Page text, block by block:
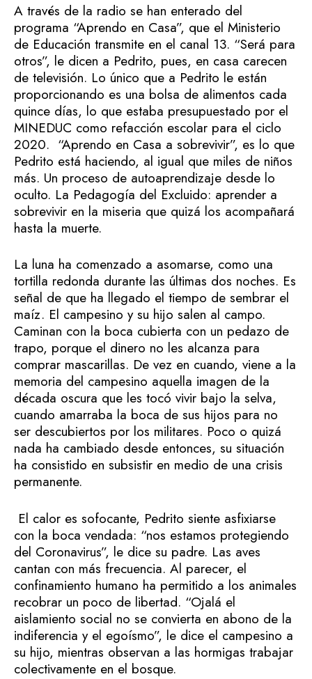
A través de la radio se han enterado del
programa “Aprendo en Casa”, que el Ministerio
de Educación transmite en el canal 13. “Será para
otros”, le dicen a Pedrito, pues, en casa carecen
de televisión. Lo único que a Pedrito le están
proporcionando es una bolsa de alimentos cada
quince días, lo que estaba presupuestado por el
MINEDUC como refacción escolar para el ciclo
2020. “Aprendo en Casa a sobrevivir”, es lo que
Pedrito está haciendo, al igual que miles de niños
más. Un proceso de autoaprendizaje desde lo
oculto. La Pedagogía del Excluido: aprender a
sobrevivir en la miseria que quizá los acompañará
hasta la muerte.
La luna ha comenzado a asomarse, como una
tortilla redonda durante las últimas dos noches. Es
señal de que ha llegado el tiempo de sembrar el
maíz. El campesino y su hijo salen al campo.
Caminan con la boca cubierta con un pedazo de
trapo, porque el dinero no les alcanza para
comprar mascarillas. De vez en cuando, viene a la
memoria del campesino aquella imagen de la
década oscura que les tocó vivir bajo la selva,
cuando amarraba la boca de sus hijos para no
ser descubiertos por los militares. Poco o quizá
nada ha cambiado desde entonces, su situación
ha consistido en subsistir en medio de una crisis
permanente.
El calor es sofocante, Pedrito siente asfixiarse
con la boca vendada: “nos estamos protegiendo
del Coronavirus”, le dice su padre. Las aves
cantan con más frecuencia. Al parecer, el
confinamiento humano ha permitido a los animales
recobrar un poco de libertad. “Ojalá el
aislamiento social no se convierta en abono de la
indiferencia y el egoísmo”, le dice el campesino a
su hijo, mientras observan a las hormigas trabajar
colectivamente en el bosque.